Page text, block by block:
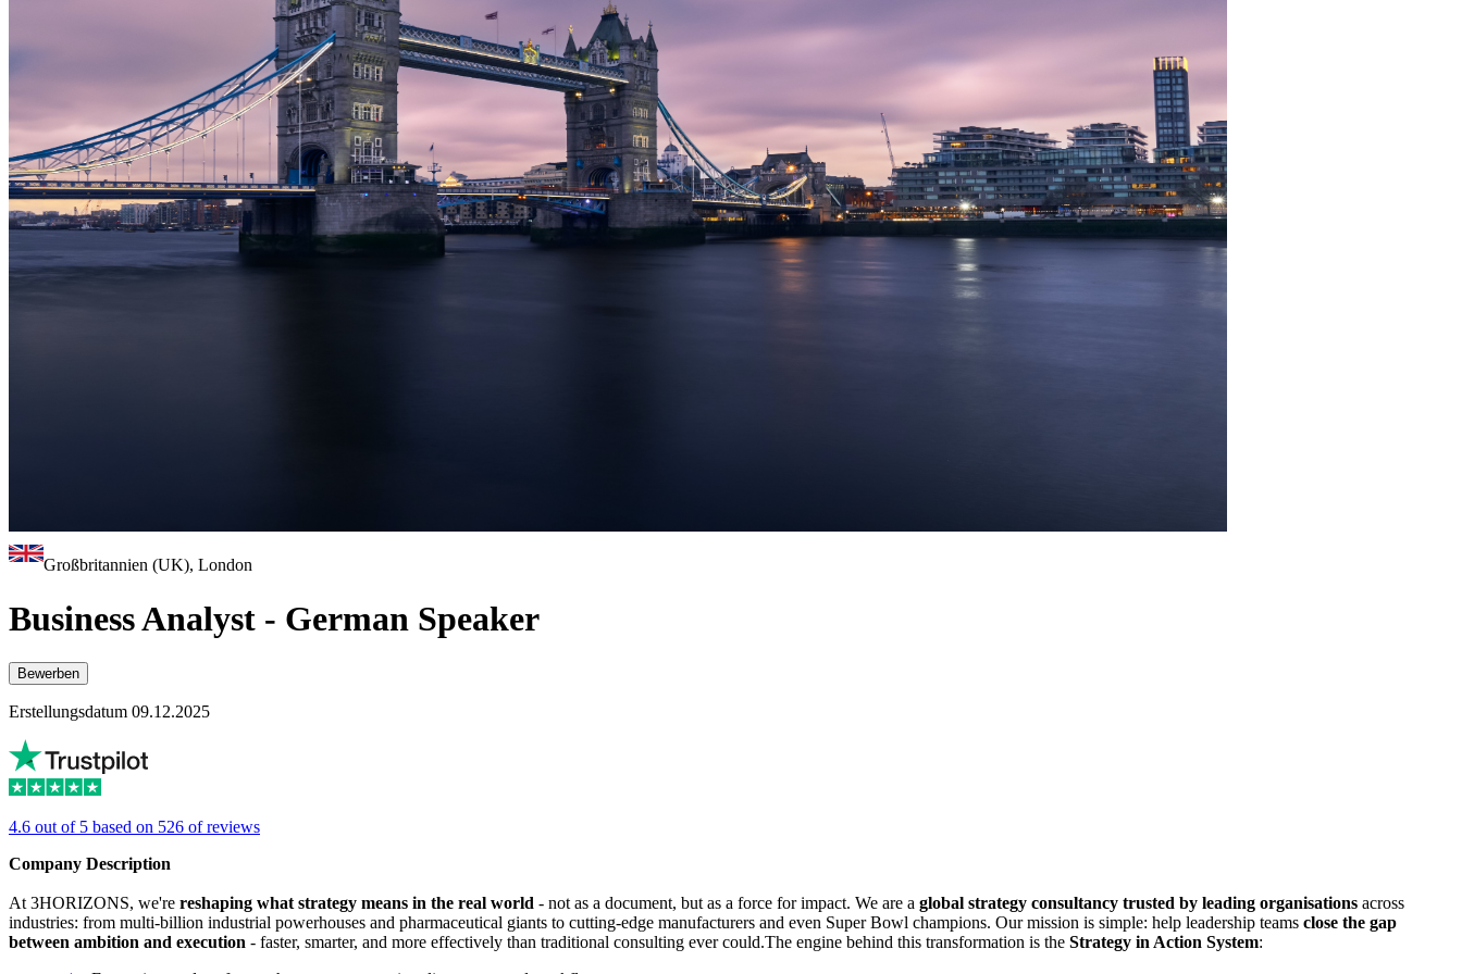
Großbritannien (UK), London
Business Analyst - German Speaker
Bewerben
Erstellungsdatum 09.12.2025
4.6 out of 5 based on 526 of reviews
Company Description
At 3HORIZONS, we're reshaping what strategy means in the real world - not as a document, but as a force for impact. We are a global strategy consultancy trusted by leading organisations across
industries: from multi-billion industrial powerhouses and pharmaceutical giants to cutting-edge manufacturers and even Super Bowl champions. Our mission is simple: help leadership teams close the gap
between ambition and execution - faster, smarter, and more effectively than traditional consulting ever could.The engine behind this transformation is the Strategy in Action System: